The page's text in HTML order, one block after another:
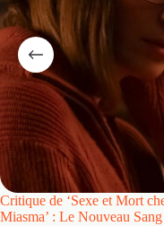
Critique de ‘Sexe et Mort
Miasma’ : Le Nouveau Sang